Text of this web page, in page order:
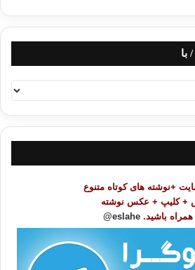
+نوشته های کوتاه متنوع
+ کلیپ + عکس نوشته
همراه باشید. eslahe@